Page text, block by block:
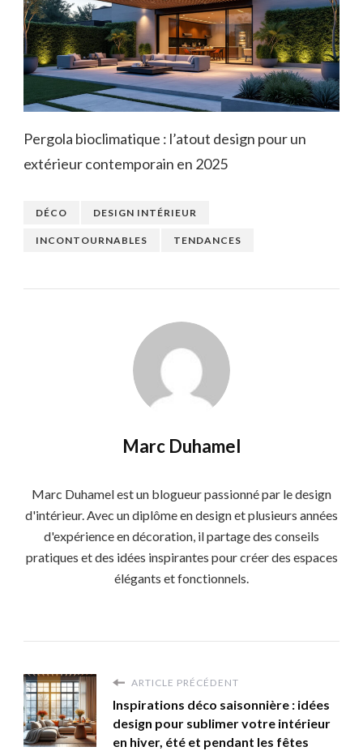
Pergola bioclimatique : l’atout design pour un
extérieur contemporain en 2025
DÉCO DESIGN INTÉRIEUR
INCONTOURNABLES TENDANCES
Marc Duhamel
Marc Duhamel est un blogueur passionné par le design
d'intérieur. Avec un diplôme en design et plusieurs années
d'expérience en décoration, il partage des conseils
pratiques et des idées inspirantes pour créer des espaces
élégants et fonctionnels.
ARTICLE PRÉCÉDENT
Inspirations déco saisonnière : idées
design pour sublimer votre intérieur
en hiver, été et pendant les fêtes